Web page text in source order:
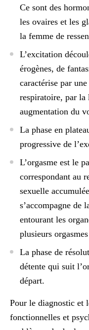
Ce sont des
les ovaires et les
la femme de
L’excitation
érogènes, de
caractérise par
respiratoire, par
augmentation du
La phase en
progressive de
L’orgasme est le
correspondant au
sexuelle
s’accompagne de
entourant les
plusieurs
La phase de
détente qui suit
départ.
Pour le diagnostic et
fonctionnelles et